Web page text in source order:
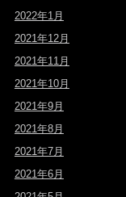
2022年1月
2021年12月
2021年11月
2021年10月
2021年9月
2021年8月
2021年7月
2021年6月